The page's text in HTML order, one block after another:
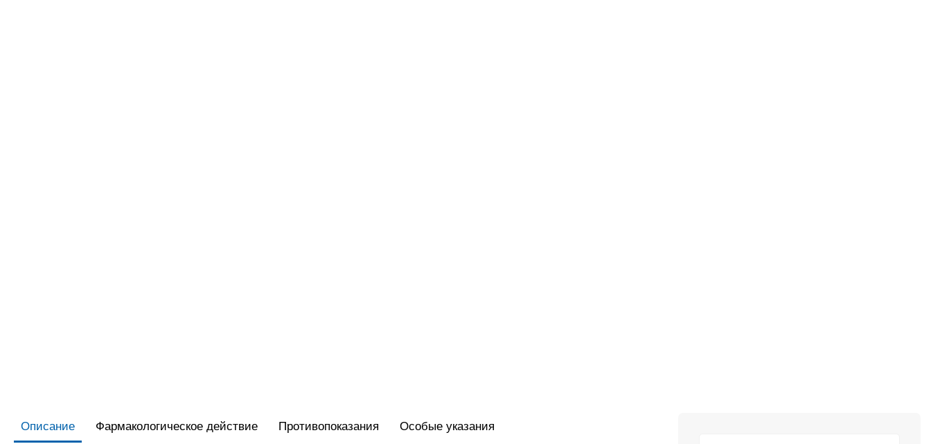
Описание Фармакологическое действие Противопоказания Особые указания